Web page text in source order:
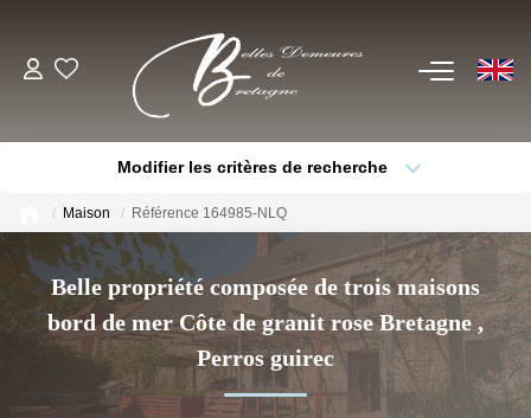
EN
Voir Tous Nos Biens
Châteaux & Manoirs
Propriétés Avec Étangs, Moulins
Bord De Mer
Propriétés Équestres, Rurales
Autres Demeures De Charme
Modifier les critères de recherche
Sélectionnez...
Sélectionnez...
Thèmes
Budget max
Plus de critères Créer une alerte
Maison Référence 164985-NLQ
Belle propriété composée de trois maisons
bord de mer Côte de granit rose Bretagne,
Perros guirec